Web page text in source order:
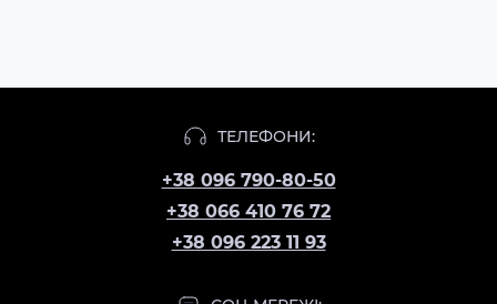
ТЕЛЕФОНИ:
+38 096 790-80-50
+38 066 410 76 72
+38 096 223 11 93